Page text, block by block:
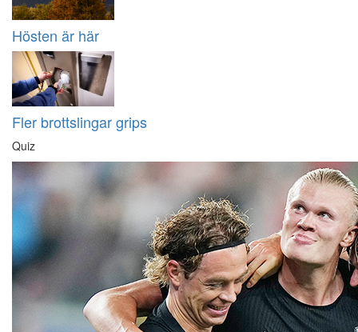
Hösten är här
Fler brottslingar grips
Quiz